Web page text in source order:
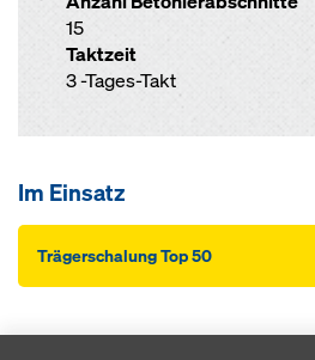
15
Taktzeit
3 -Tages-Takt
Im Einsatz
Träger­schalung Top 50